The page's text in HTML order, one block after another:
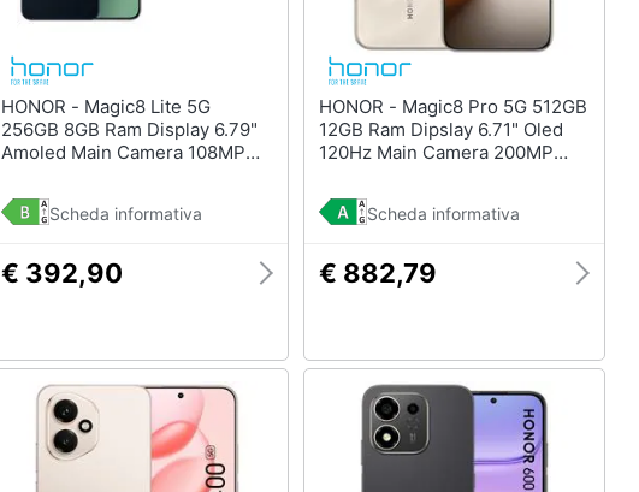
HONOR - Magic8 Lite 5G
256GB 8GB Ram Display 6.79"
Amoled Main Camera 108MP
(+eSim) Snapdragon 6 Gen4
MagicOS 9 7500mAh Midnight
Scheda informativa
€ 392,90
HONOR - Magic8 Pro 5G 512GB
12GB Ram Dipslay 6.71" Oled
120Hz Main Camera 200MP
16 Snapdragon 8 Elite Gen5
7100mAh Sunrise Gold
Scheda informativa
€ 882,79